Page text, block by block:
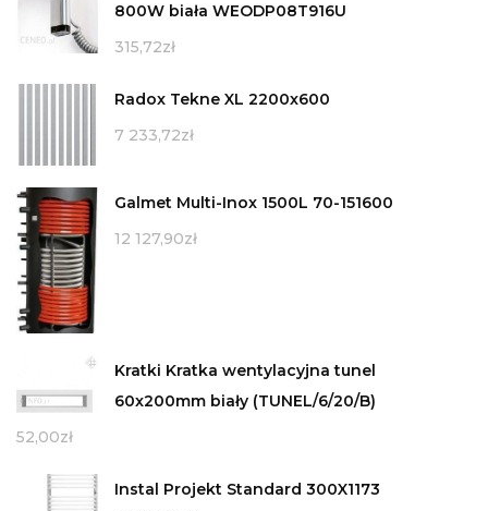
800W biała WEODP08T916U
315,72zł
Radox Tekne XL 2200x600
7 233,72zł
Galmet Multi-Inox 1500L 70-151600
12 127,90zł
Kratki Kratka wentylacyjna tunel
60x200mm biały (TUNEL/6/20/B)
52,00zł
Instal Projekt Standard 300X1173